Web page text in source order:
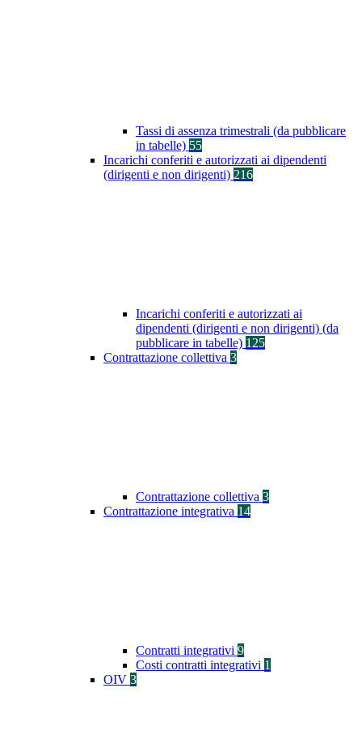
Tassi di assenza trimestrali (da pubblicare
in tabelle) 55
Incarichi conferiti e autorizzati ai dipendenti
(dirigenti e non dirigenti) 216
Incarichi conferiti e autorizzati ai
dipendenti (dirigenti e non dirigenti) (da
pubblicare in tabelle) 125
Contrattazione collettiva 3
Contrattazione collettiva 3
Contrattazione integrativa 14
Contratti integrativi 9
Costi contratti integrativi 1
OIV 3